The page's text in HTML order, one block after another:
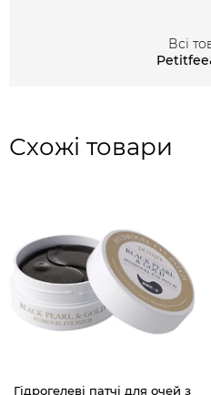
Всі
Схожі товари
Гідрогелеві патчі для очей з